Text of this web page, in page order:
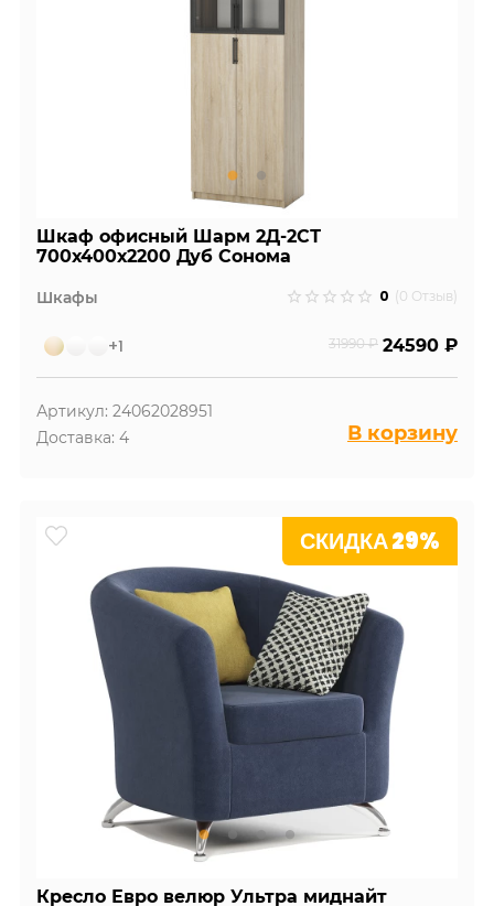
Шкаф офисный Шарм 2Д-2СТ
700х400х2200 Дуб Сонома
Шкафы 0 (0 Отзыв)
+1 31990 ₽ 24590 ₽
Артикул: 24062028951
Доставка: 4
В корзину
СКИДКА 29%
Кресло Евро велюр Ультра миднайт